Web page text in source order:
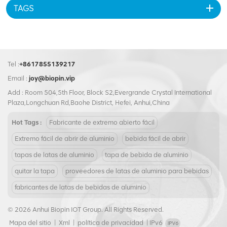
respiratorios, cáncer y trastornos neurológicos. En conclusión, las latas
de aluminio en sí mismas no suponen ningún problema. riesgos para la
responsable y reducir nuestra huella ambiental.
TAGS
Tel :+8617855139217
Email : joy@biopin.vip
Add : Room 504,5th Floor, Block S2,Evergrande Crystal International
Plaza,Longchuan Rd,Baohe District, Hefei, Anhui,China
Hot Tags : Fabricante de extremo abierto fácil
Extremo fácil de abrir de aluminio bebida fácil de abrir
tapas de latas de aluminio tapa de bebida de aluminio
quitar la tapa proveedores de latas de aluminio para bebidas
fabricantes de latas de bebidas de aluminio
© 2026 Anhui Biopin IOT Group. All Rights Reserved.
Mapa del sitio
Xml política de privacidad IPv6